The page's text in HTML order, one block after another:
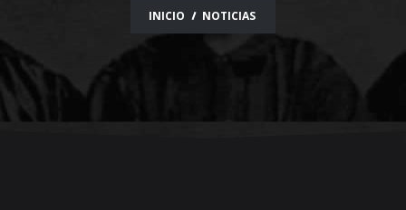
INICIO NOTICIAS